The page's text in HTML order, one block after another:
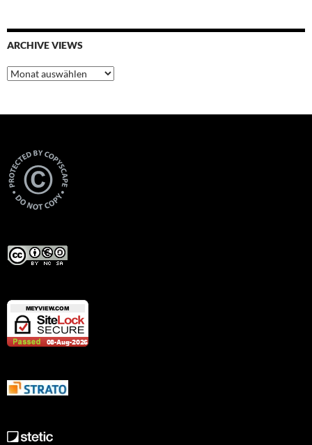
ARCHIVE VIEWS
Archive
Views